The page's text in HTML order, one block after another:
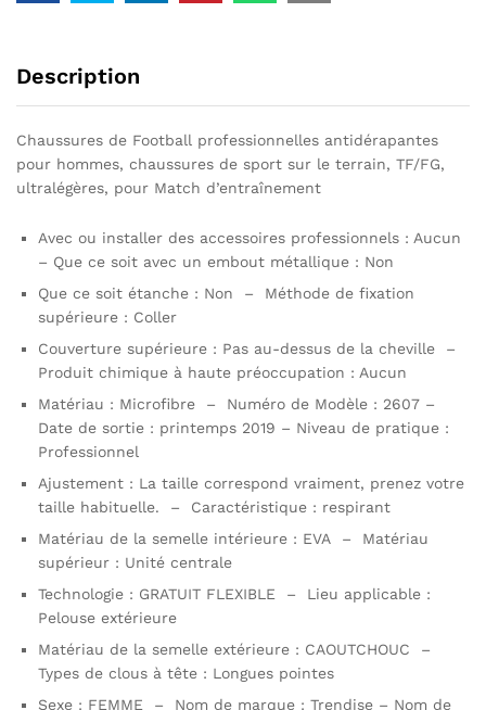
Description
Chaussures de Football professionnelles antidérapantes
pour hommes, chaussures de sport sur le terrain, TF/FG,
ultralégères, pour Match d’entraînement
Avec ou installer des accessoires professionnels : Aucun
– Que ce soit avec un embout métallique : Non
Que ce soit étanche : Non – Méthode de fixation
supérieure : Coller
Couverture supérieure : Pas au-dessus de la cheville –
Produit chimique à haute préoccupation : Aucun
Matériau : Microfibre – Numéro de Modèle : 2607 –
Date de sortie : printemps 2019 – Niveau de pratique :
Professionnel
Ajustement : La taille correspond vraiment, prenez votre
taille habituelle. – Caractéristique : respirant
Matériau de la semelle intérieure : EVA – Matériau
supérieur : Unité centrale
Technologie : GRATUIT FLEXIBLE – Lieu applicable :
Pelouse extérieure
Matériau de la semelle extérieure : CAOUTCHOUC –
Types de clous à tête : Longues pointes
Sexe : FEMME – Nom de marque : Trendise – Nom de